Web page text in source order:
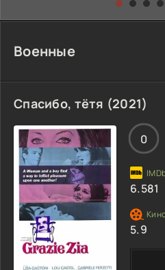
Военные
Спасибо, тётя (2021)
0
6.581
5.9